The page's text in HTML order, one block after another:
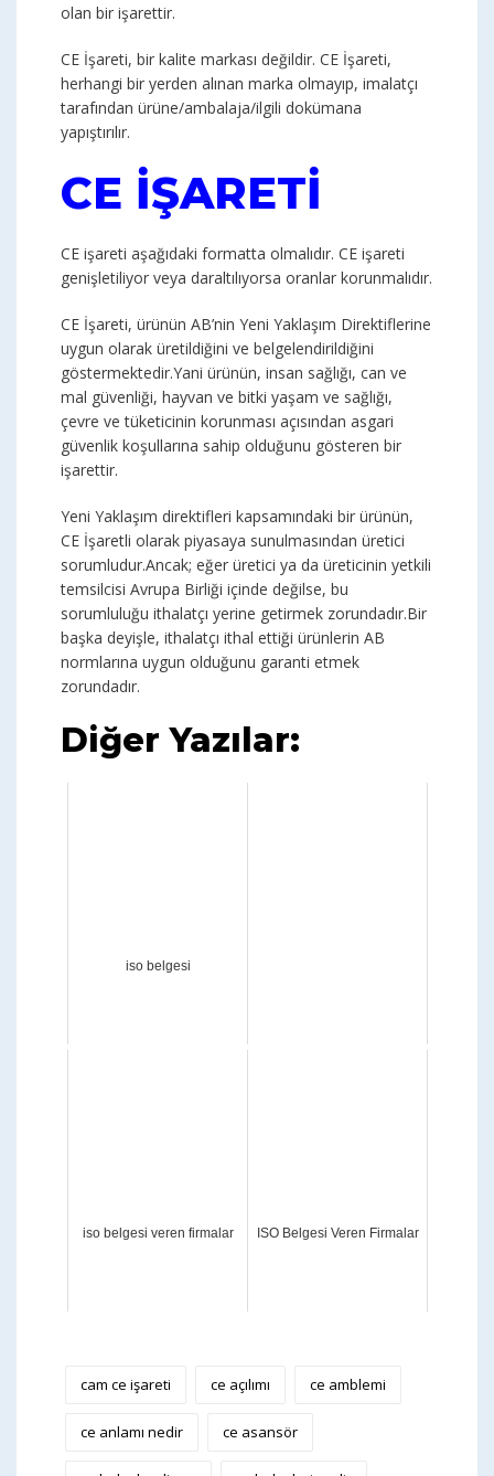
olan bir işarettir.
CE İşareti, bir kalite markası değildir. CE İşareti,
herhangi bir yerden alınan marka olmayıp, imalatçı
tarafından ürüne/ambalaja/ilgili dokümana
yapıştırılır.
CE İŞARETİ
CE işareti aşağıdaki formatta olmalıdır. CE işareti
genişletiliyor veya daraltılıyorsa oranlar korunmalıdır.
CE İşareti, ürünün AB’nin Yeni Yaklaşım Direktiflerine
uygun olarak üretildiğini ve belgelendirildiğini
göstermektedir.Yani ürünün, insan sağlığı, can ve
mal güvenliği, hayvan ve bitki yaşam ve sağlığı,
çevre ve tüketicinin korunması açısından asgari
güvenlik koşullarına sahip olduğunu gösteren bir
işarettir.
Yeni Yaklaşım direktifleri kapsamındaki bir ürünün,
CE İşaretli olarak piyasaya sunulmasından üretici
sorumludur.Ancak; eğer üretici ya da üreticinin yetkili
temsilcisi Avrupa Birliği içinde değilse, bu
sorumluluğu ithalatçı yerine getirmek zorundadır.Bir
başka deyişle, ithalatçı ithal ettiği ürünlerin AB
normlarına uygun olduğunu garanti etmek
zorundadır.
Diğer Yazılar:
iso belgesi
iso belgesi veren firmalar ISO Belgesi Veren Firmalar
cam ce işareti ce açılımı ce amblemi
ce anlamı nedir ce asansör